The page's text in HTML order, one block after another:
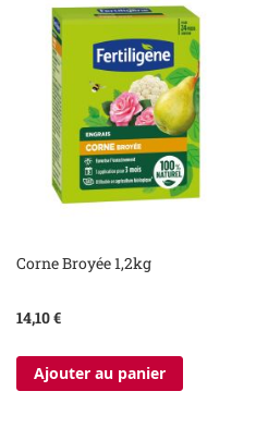
Corne Broyée 1,2kg
14,10 €
Ajouter au panier